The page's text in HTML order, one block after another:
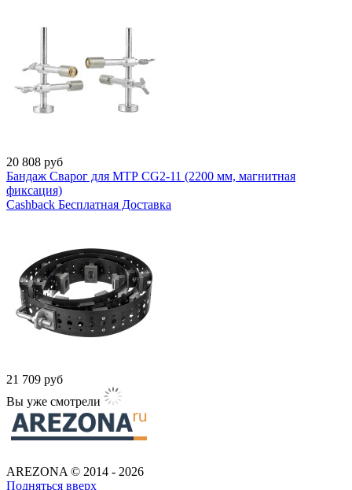
20 808 руб
Бандаж Сварог для МТР CG2-11 (2200 мм, магнитная
фиксация)
Cashback Бесплатная Доставка
21 709 руб
Вы уже смотрели
AREZONA © 2014 - 2026
Подняться вверх